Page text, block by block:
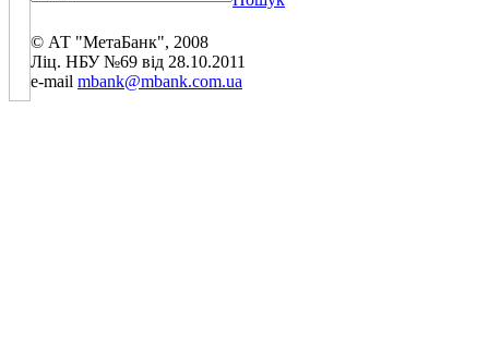
© АТ "МетаБанк", 2008
Ліц. НБУ №69 від 28.10.2011
e-mail mbank@mbank.com.ua